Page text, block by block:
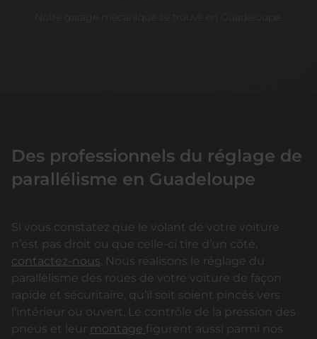
Notre garage mécanique se trouve en Guadeloupe.
Des professionnels du réglage de
parallélisme en Guadeloupe
Si vous constatez que le volant de votre voiture
n’est pas droit ou que celle-ci tire d’un côté,
contactez-nous. Nous réalisons le réglage du
parallélisme des roues de votre voiture de façon
rapide et sécuritaire, qu’il soit soient pincés vers
l’intérieur ou ouvert. Le contrôle de la pression des
pneus et leur montage figurent aussi parmi nos